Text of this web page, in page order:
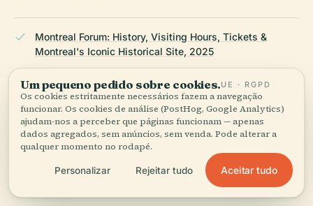
Montreal Forum: History, Visiting Hours, Tickets &
Montreal's Iconic Historical Site, 2025
The Canadian Encyclopedia, Forum (Emc), 2025
Blog MTL, Historic Sports Venues, 2025
Um pequeno pedido sobre cookies.UE · RGPD
Os cookies estritamente necessários fazem a navegação
funcionar. Os cookies de análise (PostHog, Google Analytics)
ajudam-nos a perceber que páginas funcionam — apenas
dados agregados, sem anúncios, sem venda. Pode alterar a
qualquer momento no rodapé.
Personalizar Rejeitar tudo Aceitar tudo